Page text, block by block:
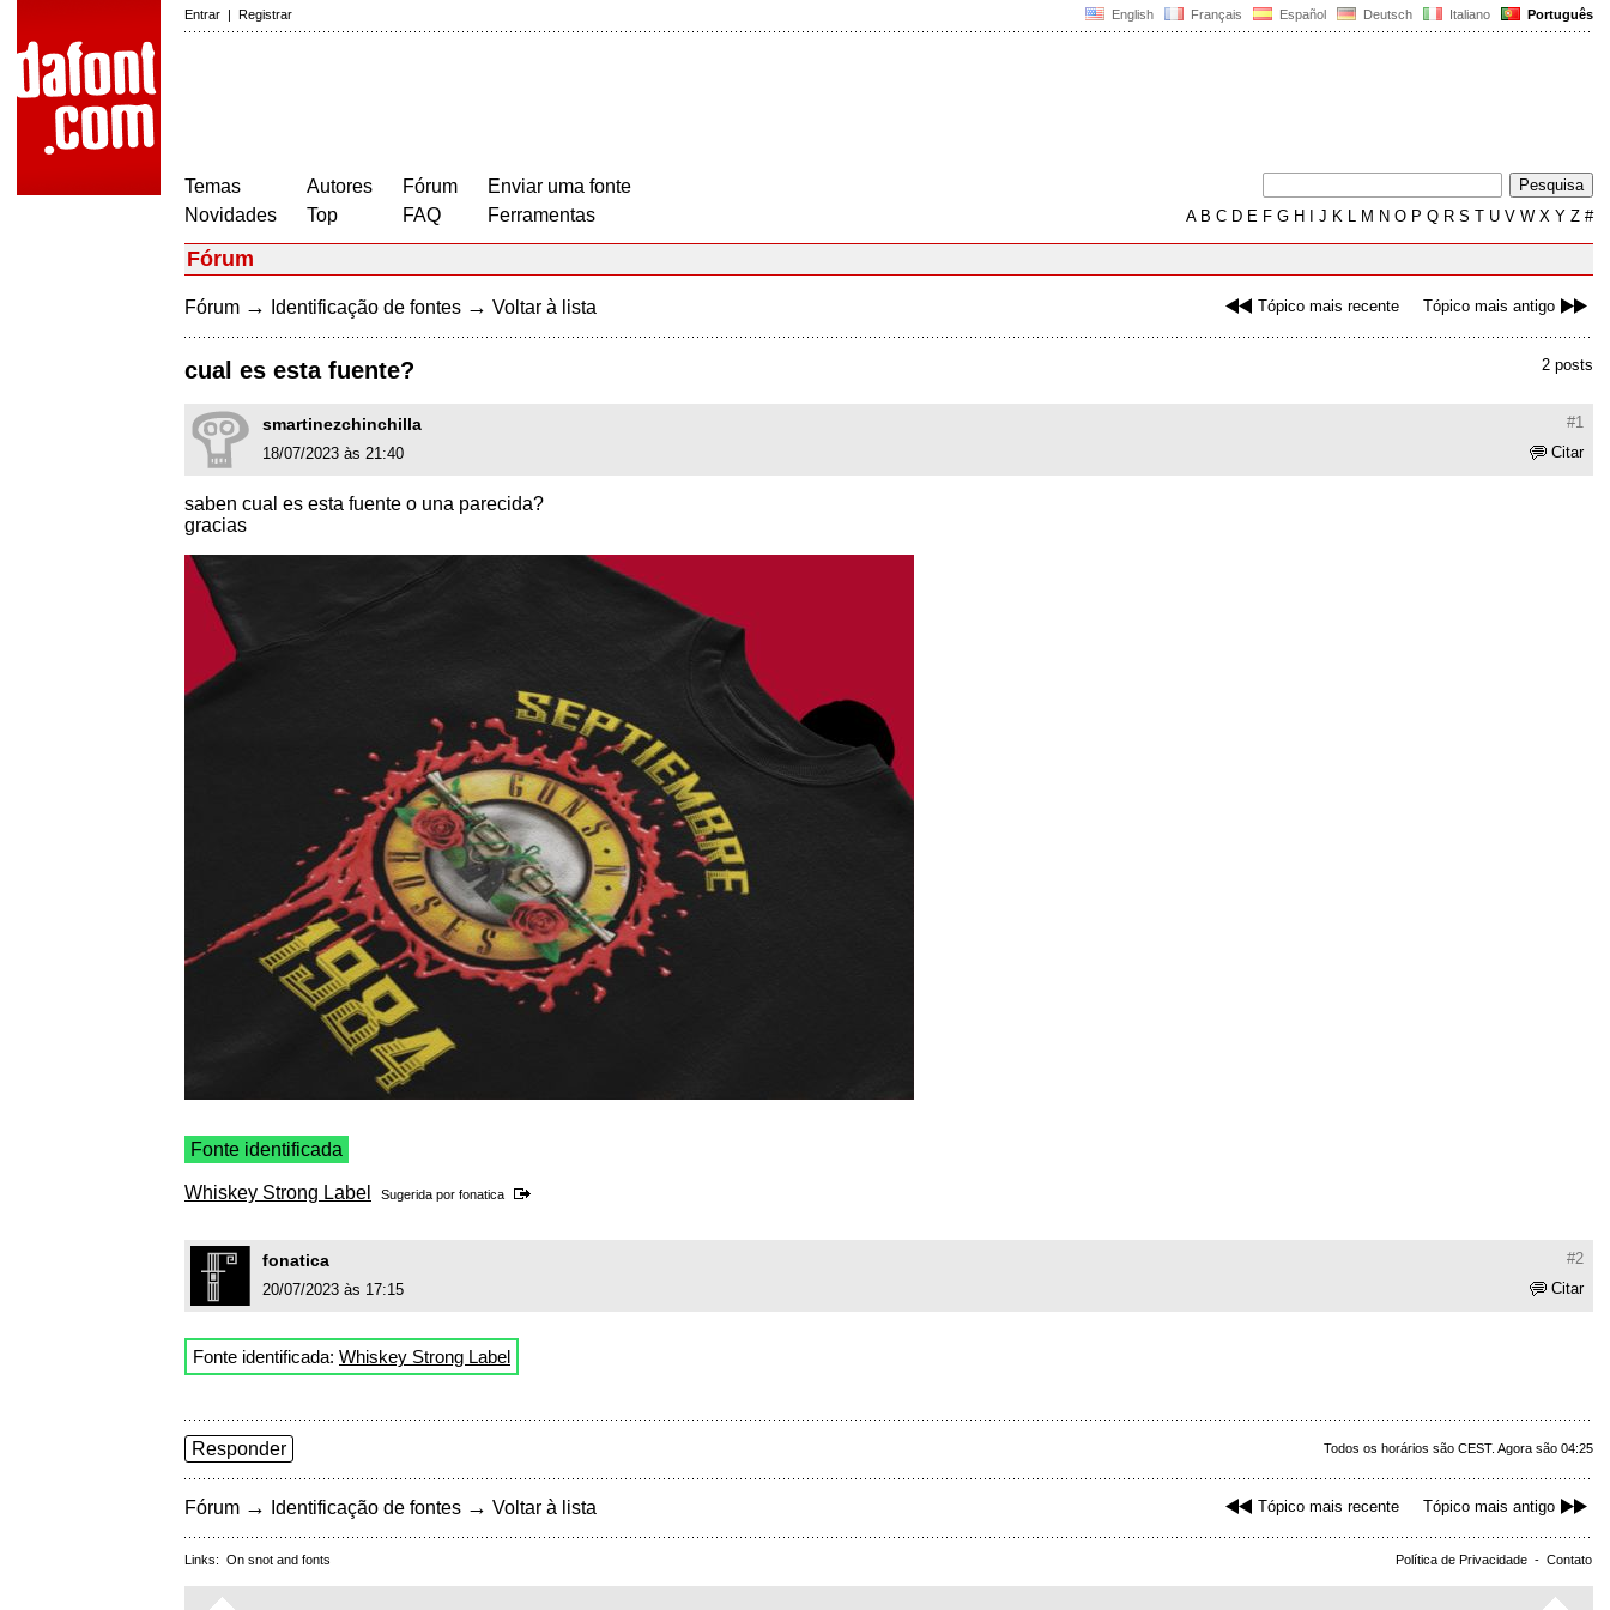
English Français Español Deutsch Italiano Português
Entrar | Registrar
Temas
Novidades
Autores
Top
Fórum
FAQ
Enviar uma fonte
Ferramentas
AB C D E F G H J K L M N O P Q R S T U V W X Y Z #
Fórum
Tópico mais recente Tópico mais antigo
Fórum → Identificação de fontes → Voltar à lista
2 posts
cual es esta fuente?
#1
smartinezchinchilla
Citar
18/07/2023 às 21:40
saben cual es esta fuente o una parecida?
gracias
Fonte identificada
Whiskey Strong Label Sugerida por fonatica
#2
fonatica
Citar
20/07/2023 às 17:15
Fonte identificada: Whiskey Strong Label
Todos os horários são CEST. Agora são 04:25
Responder
Tópico mais recente Tópico mais antigo
Fórum → Identificação de fontes → Voltar à lista
Política de Privacidade - Contato
Links: On snot and fonts